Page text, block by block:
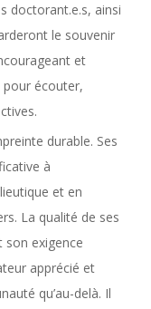
doctorant.e.s, ainsi
le souvenir
et
écouter,
durable. Ses
à
et en
La qualité de ses
son exigence
apprécié et
qu’au-delà. Il